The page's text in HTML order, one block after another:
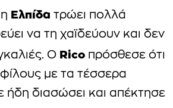
Ελπίδα τρώει πολλά
να τη χαϊδεύουν και δεν
Ο Rico πρόσθεσε ότι
με τα τέσσερα
ήδη διασώσει και απέκτησε